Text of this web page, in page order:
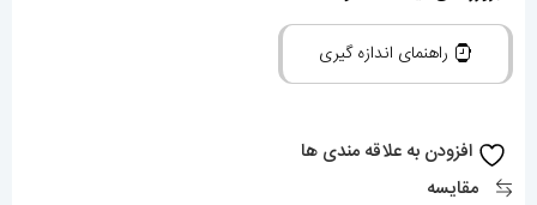
دیت
جاست
قاب
راهنمای اندازه گیری
افزودن به علاقه مندی ها
مقایسه